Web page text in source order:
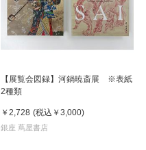
【展覧会図録】河鍋暁斎展 ※表紙
2種類
￥2,728 (税込 ￥3,000)
銀座 蔦屋書店